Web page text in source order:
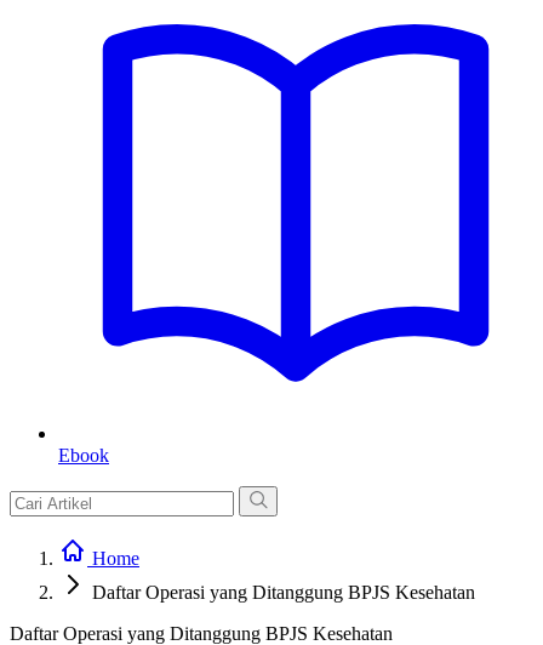
Ebook
Home
Daftar Operasi yang Ditanggung BPJS Kesehatan
Daftar Operasi yang Ditanggung BPJS Kesehatan